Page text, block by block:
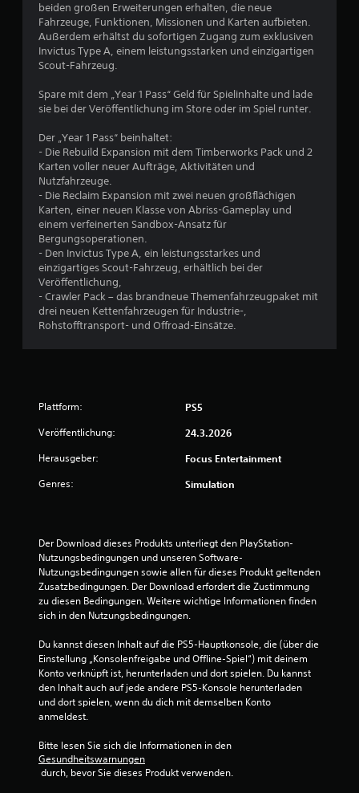
e
e
e
g
n
5
t
e
beiden großen Erweiterungen erhalten, die neue
Fahrzeuge, Funktionen, Missionen und Karten aufbieten.
Außerdem erhältst du sofortigen Zugang zum exklusiven
Invictus Type A, einem leistungsstarken und einzigartigen
Scout-Fahrzeug.
Spare mit dem „Year 1 Pass“ Geld für Spielinhalte und lade
sie bei der Veröffentlichung im Store oder im Spiel runter.
Der „Year 1 Pass“ beinhaltet:
- Die Rebuild Expansion mit dem Timberworks Pack und 2
Karten voller neuer Aufträge, Aktivitäten und
Nutzfahrzeuge.
- Die Reclaim Expansion mit zwei neuen großflächigen
Karten, einer neuen Klasse von Abriss-Gameplay und
einem verfeinerten Sandbox-Ansatz für
Bergungsoperationen.
- Den Invictus Type A, ein leistungsstarkes und
einzigartiges Scout-Fahrzeug, erhältlich bei der
Veröffentlichung,
- Crawler Pack – das brandneue Themenfahrzeugpaket mit
drei neuen Kettenfahrzeugen für Industrie-,
Rohstofftransport- und Offroad-Einsätze.
Plattform: PS5
Veröffentlichung: 24.3.2026
Herausgeber: Focus Entertainment
Genres: Simulation
Der Download dieses Produkts unterliegt den PlayStation-
Nutzungsbedingungen und unseren Software-
Nutzungsbedingungen sowie allen für dieses Produkt geltenden
Zusatzbedingungen. Der Download erfordert die Zustimmung
zu diesen Bedingungen. Weitere wichtige Informationen finden
sich in den Nutzungsbedingungen.
Du kannst diesen Inhalt auf die PS5-Hauptkonsole, die (über die
Einstellung „Konsolenfreigabe und Offline-Spiel“) mit deinem
Konto verknüpft ist, herunterladen und dort spielen. Du kannst
den Inhalt auch auf jede andere PS5-Konsole herunterladen
und dort spielen, wenn du dich mit demselben Konto
anmeldest.
Bitte lesen Sie sich die Informationen in den
Gesundheitswarnungen
durch, bevor Sie dieses Produkt verwenden.